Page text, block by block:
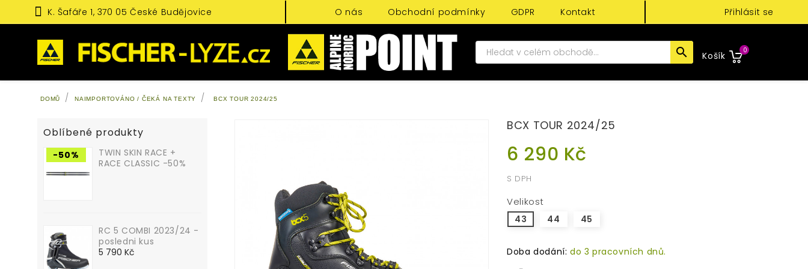
K. Šafáře 1, 370 05 České Budějovice O nás Obchodní podmínky GDPR Kontakt Přihlásit se
search Košík 0
DOMŮ NAIMPORTOVÁNO / ČEKÁ NA TEXTY BCX TOUR 2024/25
Oblíbené produkty
-50%
TWIN SKIN RACE +
RACE CLASSIC -50%
RC 5 COMBI 2023/24 -
posledni kus
5 790 Kč
BCX TOUR 2024/25
6 290 Kč
S DPH
Velikost
43 44 45
Doba dodání:do 3 pracovních dnů.